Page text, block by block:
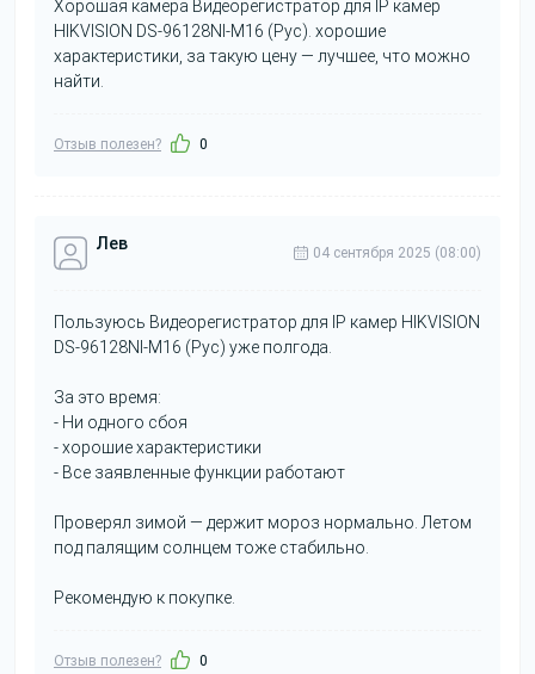
Хорошая камера Видеорегистратор для IP камер
HIKVISION DS-96128NI-M16 (Рус). хорошие
характеристики, за такую цену — лучшее, что можно
найти.
Отзыв полезен? 0
Лев 04 сентября 2025 (08:00)
Пользуюсь Видеорегистратор для IP камер HIKVISION
DS-96128NI-M16 (Рус) уже полгода.
За это время:
- Ни одного сбоя
- хорошие характеристики
- Все заявленные функции работают
Проверял зимой — держит мороз нормально. Летом
под палящим солнцем тоже стабильно.
Рекомендую к покупке.
Отзыв полезен? 0